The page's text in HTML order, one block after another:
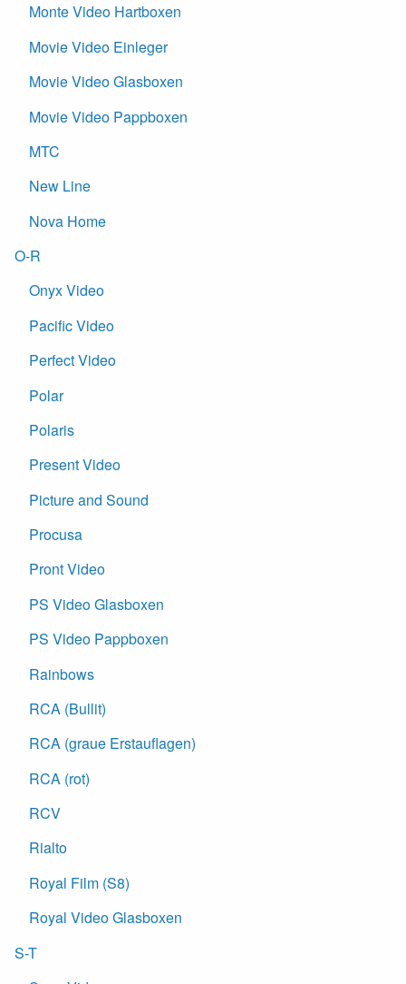
Monte Video Hartboxen
Movie Video Einleger
Movie Video Glasboxen
Movie Video Pappboxen
MTC
New Line
Nova Home
O-R
Onyx Video
Pacific Video
Perfect Video
Polar
Polaris
Present Video
Picture and Sound
Procusa
Pront Video
PS Video Glasboxen
PS Video Pappboxen
Rainbows
RCA (Bullit)
RCA (graue Erstauflagen)
RCA (rot)
RCV
Rialto
Royal Film (S8)
Royal Video Glasboxen
S-T